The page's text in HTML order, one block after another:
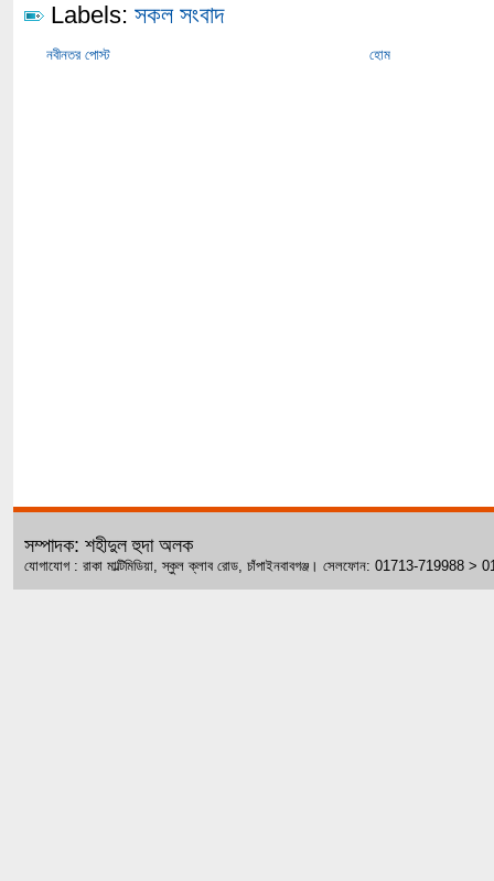
Labels: সকল সংবাদ
নবীনতর পোস্ট হোম
সম্পাদক: শহীদুল হুদা অলক
যোগাযোগ : রাকা মাল্টিমিডিয়া, স্কুল ক্লাব রোড, চাঁপাইনবাবগঞ্জ। সেলফোন: 01713-